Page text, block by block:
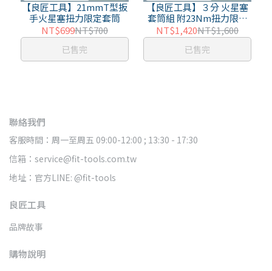
【良匠工具】21mmT型扳
手火星塞扭力限定套筒
NT$699NT$700
已售完
【良匠工具】３分 火星塞
套筒組 附23Nm扭力限定
棘輪扳手 萬向接頭 6吋延
長桿 接桿 工具組 台製有保
固
NT$1,420NT$1,600
已售完
聯絡我們
客服時間：周一至周五 09:00-12:00 ; 13:30 - 17:30
信箱：service@fit-tools.com.tw
地址：官方LINE: @fit-tools
良匠工具
品牌故事
購物說明